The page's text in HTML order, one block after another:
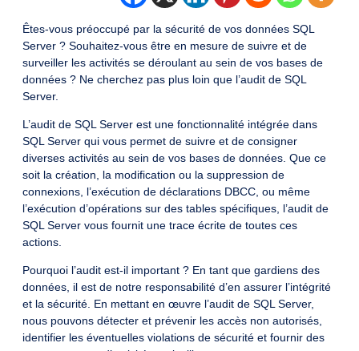
Êtes-vous préoccupé par la sécurité de vos données SQL
Server ? Souhaitez-vous être en mesure de suivre et de
surveiller les activités se déroulant au sein de vos bases de
données ? Ne cherchez pas plus loin que l’audit de SQL
Server.
L’audit de SQL Server est une fonctionnalité intégrée dans
SQL Server qui vous permet de suivre et de consigner
diverses activités au sein de vos bases de données. Que ce
soit la création, la modification ou la suppression de
connexions, l’exécution de déclarations DBCC, ou même
l’exécution d’opérations sur des tables spécifiques, l’audit de
SQL Server vous fournit une trace écrite de toutes ces
actions.
Pourquoi l’audit est-il important ? En tant que gardiens des
données, il est de notre responsabilité d’en assurer l’intégrité
et la sécurité. En mettant en œuvre l’audit de SQL Server,
nous pouvons détecter et prévenir les accès non autorisés,
identifier les éventuelles violations de sécurité et fournir des